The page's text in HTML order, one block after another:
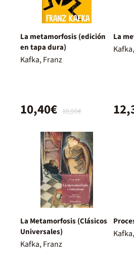
La metamorfosis (edición
en tapa dura)
Kafka, Franz
10,95€
10,40€
La
La Metamorfosis (Clásicos
Universales)
Kafka, Franz